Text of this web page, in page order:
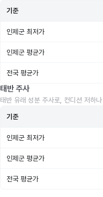
기준
인제군 최저가
인제군 평균가
전국 평균가
태반 주사
태반 유래 성분 주사로, 컨디션 저하
기준
인제군 최저가
인제군 평균가
전국 평균가